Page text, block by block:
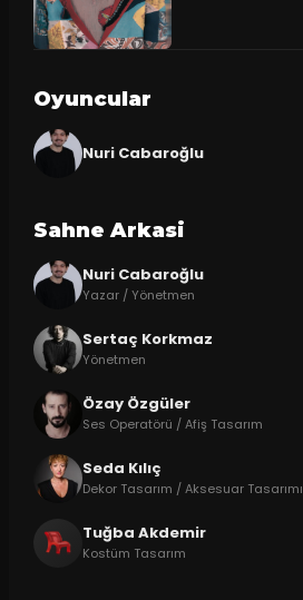
Oyuncular
Nuri Cabaroğlu
Sahne Arkasi
Nuri Cabaroğlu
Yazar / Yönetmen
Sertaç Korkmaz
Yönetmen
Özay Özgüler
Ses Operatörü / Afiş Tasarım
Seda Kılıç
Dekor Tasarım / Aksesuar Tasarımı
Tuğba Akdemir
Kostüm Tasarım